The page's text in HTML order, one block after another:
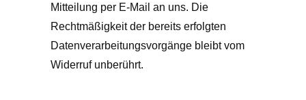
Mitteilung per E-Mail an uns. Die
Rechtmäßigkeit der bereits erfolgten
Datenverarbeitungsvorgänge bleibt vom
Widerruf unberührt.